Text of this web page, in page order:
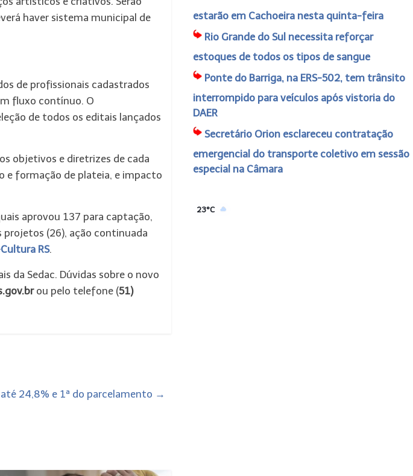
haver sistema municipal de
de profissionais cadastrados
fluxo contínuo. O
de todos os editais lançados
objetivos e diretrizes de cada
e formação de plateia, e impacto
aprovou 137 para captação,
(26), ação continuada
RS.
da Sedac. Dúvidas sobre o novo
ou pelo telefone (51)
24,8% e 1ª do parcelamento →
estarão em Cachoeira nesta quinta-feira
Rio Grande do Sul necessita reforçar
estoques de todos os tipos de sangue
Ponte do Barriga, na ERS-502, tem trânsito
interrompido para veículos após vistoria do
DAER
Secretário Orion esclareceu contratação
emergencial do transporte coletivo em sessão
especial na Câmara
23°C